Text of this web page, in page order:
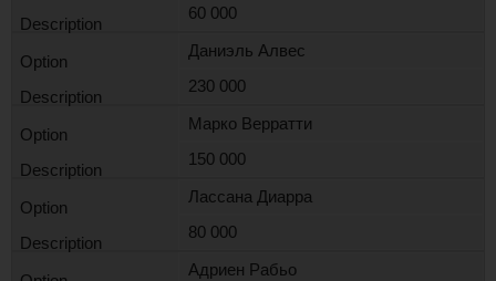
60 000
Даниэль Алвес
230 000
Марко Верратти
150 000
Лассана Диарра
80 000
Адриен Рабьо